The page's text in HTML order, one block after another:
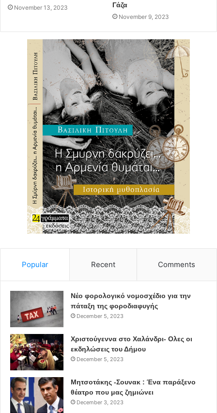
November 13, 2023 Γάζα
November 9, 2023
Popular Recent Comments
Νέο φορολογικό νομοσχέδιο για την
πάταξη της φοροδιαφυγής
December 5, 2023
Χριστούγεννα στο Χαλάνδρι- Ολες οι
εκδηλώσεις του Δήμου
December 5, 2023
Μητσοτάκης -Σουνακ : Ένα παράξενο
θέατρο που μας ζημιώνει
December 3, 2023